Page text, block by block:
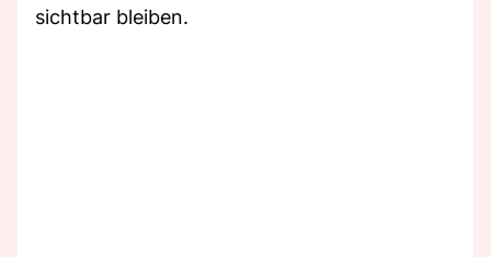
sichtbar bleiben.